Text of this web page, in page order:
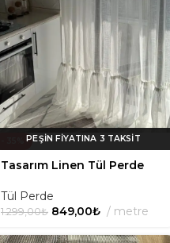
Tasarım Linen Tül Perde
Tül Perde
1.299,00₺ 849,00₺ metre